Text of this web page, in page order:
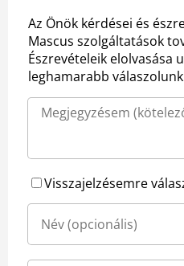
Az Önök kérdései és
Mascus szolgáltatások
Észrevételeik elolvasása
leghamarabb
Visszajelzésemre